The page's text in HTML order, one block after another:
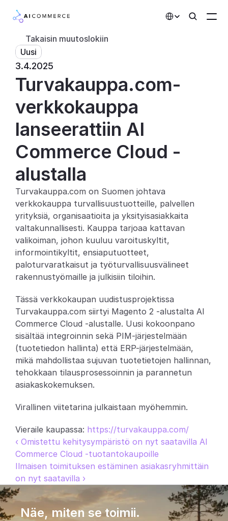
AI-toiminnot
Kumppanit
Hinnoittelu
Kehittäjille
Integraatiot
Partners
Asiakkaat
Tekoälyominaisuudet
Muutosloki
Tuki
Kehittäjille
Tietoa
Varaa d emo
Takaisin muutoslokiin
Uusi
3.4.2025
Turvakauppa.com-
verkkokauppa
lanseerattiin AI
Commerce Cloud -
alustalla
Turvakauppa.com on Suomen johtava
verkkokauppa turvallisuustuotteille, palvellen
yrityksiä, organisaatioita ja yksityisasiakkaita
valtakunnallisesti. Kauppa tarjoaa kattavan
valikoiman, johon kuuluu varoituskyltit,
informointikyltit, ensiaputuotteet,
paloturvaratkaisut ja työturvallisuusvälineet
rakennustyömaille ja julkisiin tiloihin.
Tässä verkkokaupan uudistusprojektissa
Turvakauppa.com siirtyi Magento 2 -alustalta AI
Commerce Cloud -alustalle. Uusi kokoonpano
sisältää integroinnin sekä PIM-järjestelmään
(tuotetiedon hallinta) että ERP-järjestelmään,
mikä mahdollistaa sujuvan tuotetietojen hallinnan,
tehokkaan tilausprosessoinnin ja parannetun
asiakaskokemuksen.
Virallinen viitetarina julkaistaan myöhemmin.
Vieraile kaupassa: https://turvakauppa.com/
‹ Omistettu kehitysympäristö on nyt saatavilla AI
Commerce Cloud -tuotantokaupoille
Ilmaisen toimituksen estäminen asiakasryhmittäin
on nyt saatavilla ›
Näe, miten se toimii.